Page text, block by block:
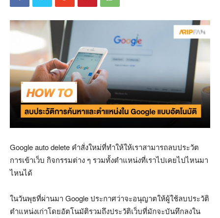
Google auto delete คำสั่งใหม่ที่ทำให้ให้เราสามารถลบประวัต
การเข้าเว็บ กิจกรรมต่าง ๆ รวมทั้งตำแหน่งที่เราไปเคยไปไหนมา
ไหนได้
ในวันพุธที่ผ่านมา Google ประกาศว่าจะอนุญาตให้ผู้ใช้ลบประวัติ
ตำแหน่งเก่าโดยอัตโนมัติรวมถึงประวัติเว็บที่มักจะบันทึกลงใน